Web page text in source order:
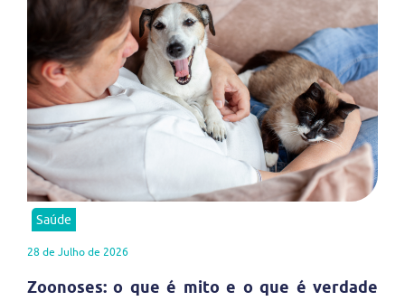
Saúde
28 de Julho de 2026
Zoonoses: o que é mito e o que é verdade